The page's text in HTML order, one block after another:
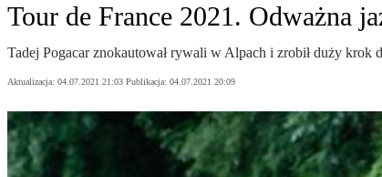
Tour de France 2021. Odważna
Tadej Pogacar znokautował rywali w Alpach i zrobił duży
Aktualizacja: 04.07.2021 21:03 Publikacja: 04.07.2021 20:09